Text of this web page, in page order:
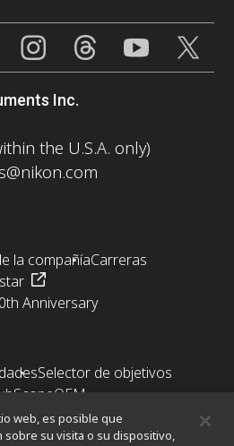
Inc.
the U.S.A. only)
la compañíaCarreras
Anniversary
Selector de objetivos
OEM
web, es posible que
su visita o su dispositivo,